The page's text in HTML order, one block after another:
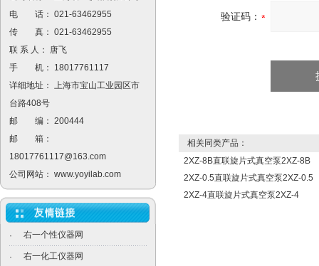
电 话： 021-63462955
传 真： 021-63462955
联 系 人： 唐飞
手 机： 18017761117
详细地址： 上海市宝山工业园区市
台路408号
邮 编： 200444
邮 箱：
18017761117@163.com
公司网站： www.yoyilab.com
· 右一个性仪器网
· 右一化工仪器网
验证码：
相关同类产品：
2XZ-8B直联旋片式真空泵2XZ-8B
2XZ-0.5直联旋片式真空泵2XZ-0.5
2XZ-4直联旋片式真空泵2XZ-4